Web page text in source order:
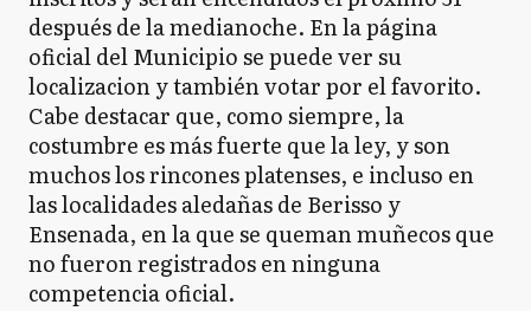
después de la medianoche. En la página
oficial del Municipio se puede ver su
localizacion y también votar por el favorito.
Cabe destacar que, como siempre, la
costumbre es más fuerte que la ley, y son
muchos los rincones platenses, e incluso en
las localidades aledañas de Berisso y
Ensenada, en la que se queman muñecos que
no fueron registrados en ninguna
competencia oficial.